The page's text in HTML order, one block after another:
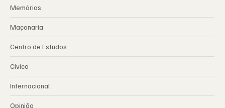
Memórias
Maçonaria
Centro de Estudos
Cívico
Internacional
Opinião